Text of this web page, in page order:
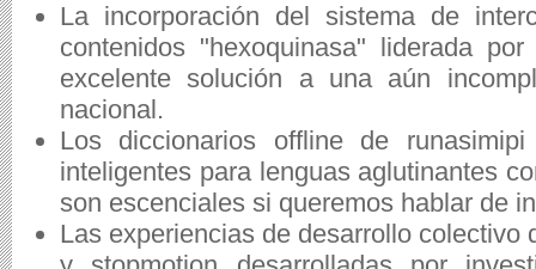
La incorporación del sistema de
contenidos "hexoquinasa" liderada
excelente solución a una aún
nacional.
Los diccionarios offline de
inteligentes para lenguas aglutinantes
son escenciales si queremos hablar de
Las experiencias de desarrollo colectivo